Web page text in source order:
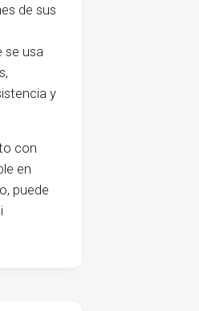
de sus
se usa
y
con
en
puede